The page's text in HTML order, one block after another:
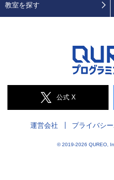
公式 X
教室を探す
運営会社 プライバシー
© 2019-2026 QUREO,